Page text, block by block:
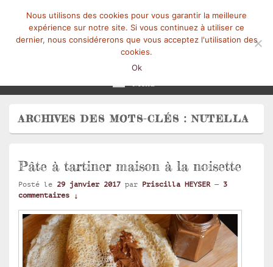
ARCHIVES DES MOTS-CLÉS :NUTELLA
Pâte à tartiner maison à la noisette
Posté le 29 janvier 2017 par Priscilla HEYSER — 3
commentaires ↓
Nous utilisons des cookies pour vous garantir la meilleure
expérience sur notre site. Si vous continuez à utiliser ce
dernier, nous considérerons que vous acceptez l'utilisation des
cookies.
Ok